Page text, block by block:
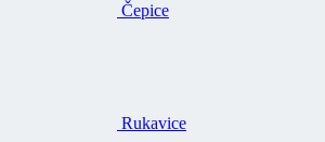
Čepice
Rukavice